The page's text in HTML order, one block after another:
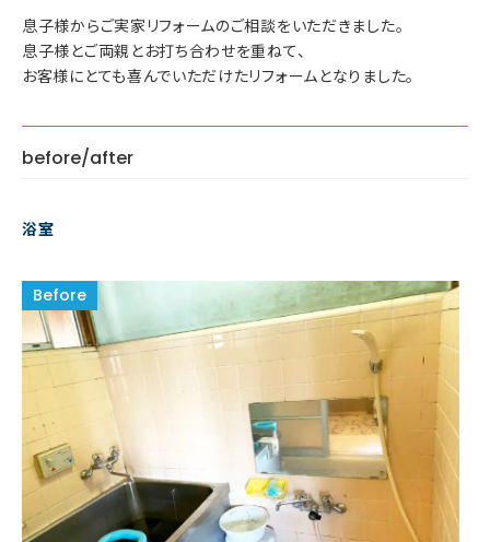
息子様からご実家リフォームのご相談をいただきました。
息子様とご両親とお打ち合わせを重ねて、
お客様にとても喜んでいただけたリフォームとなりました。
before/after
浴室